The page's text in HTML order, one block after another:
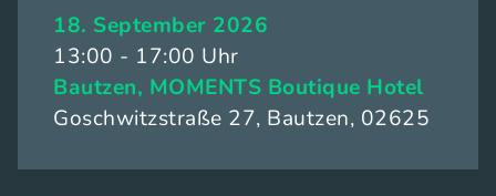
18. September 2026
13:00 - 17:00 Uhr
Bautzen, MOMENTS Boutique Hotel
Goschwitzstraße 27, Bautzen, 02625